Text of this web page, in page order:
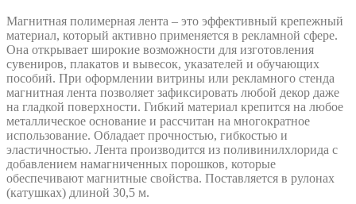
Магнитная полимерная лента – это эффективный крепежный
материал, который активно применяется в рекламной сфере.
Она открывает широкие возможности для изготовления
сувениров, плакатов и вывесок, указателей и обучающих
пособий. При оформлении витрины или рекламного стенда
магнитная лента позволяет зафиксировать любой декор даже
на гладкой поверхности. Гибкий материал крепится на любое
металлическое основание и рассчитан на многократное
использование. Обладает прочностью, гибкостью и
эластичностью. Лента производится из поливинилхлорида с
добавлением намагниченных порошков, которые
обеспечивают магнитные свойства. Поставляется в рулонах
(катушках) длиной 30,5 м.